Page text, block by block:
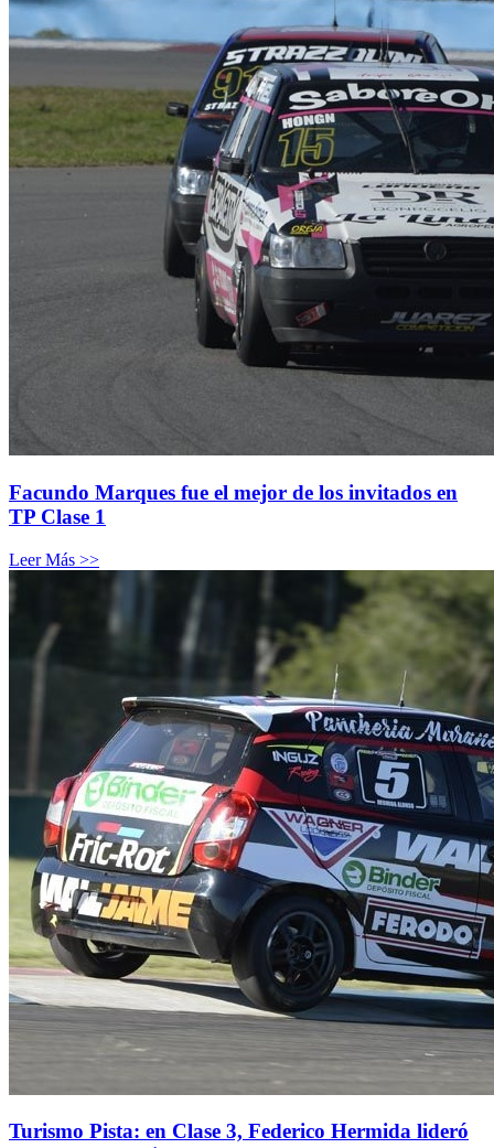
Facundo Marques fue el mejor de los invitados en
TP Clase 1
Leer Más >>
Turismo Pista: en Clase 3, Federico Hermida lideró